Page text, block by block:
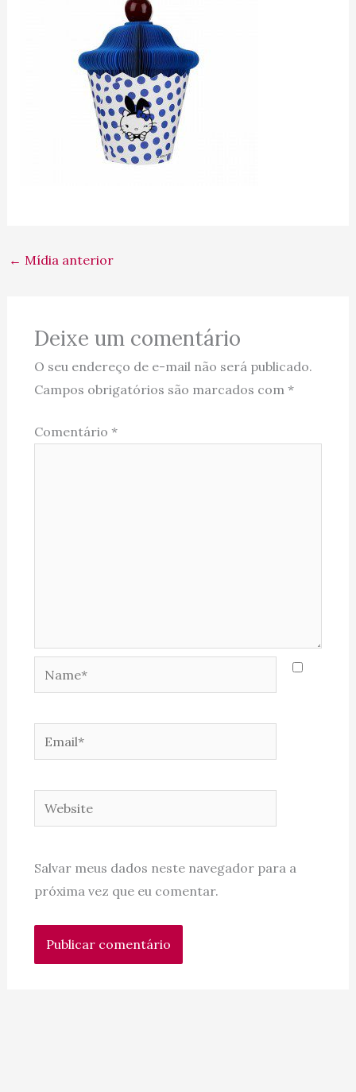
← Mídia anterior
Deixe um comentário
O seu endereço de e-mail não será publicado.
Campos obrigatórios são marcados com *
Comentário *
Name*
Email*
Website
Salvar meus dados neste navegador para a
próxima vez que eu comentar.